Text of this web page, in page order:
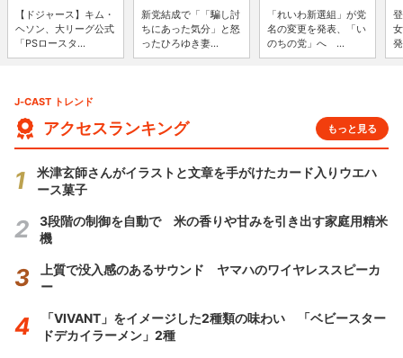
【ドジャース】キム・
ヘソン、大リーグ公式
「PSロースタ...
新党結成で「「騙し討
ちにあった気分」と怒
ったひろゆき妻...
「れいわ新選組」が党
名の変更を発表、「い
のちの党」へ ...
J-CAST トレンド
アクセスランキング もっと見る
米津玄師さんがイラストと文章を手がけたカード入りウエハ
ース菓子
3段階の制御を自動で 米の香りや甘みを引き出す家庭用精米
機
上質で没入感のあるサウンド ヤマハのワイヤレススピーカ
ー
「VIVANT」をイメージした2種類の味わい 「ベビースター
ドデカイラーメン」2種